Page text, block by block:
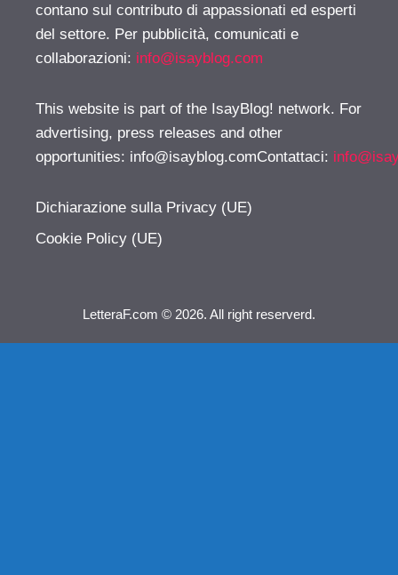
contano sul contributo di appassionati ed esperti
del settore. Per pubblicità, comunicati e
collaborazioni: info@isayblog.com
This website is part of the IsayBlog! network. For
advertising, press releases and other
opportunities: info@isayblog.comContattaci:
Dichiarazione sulla Privacy (UE)
Cookie Policy (UE)
LetteraF.com © 2026. All right reserverd.